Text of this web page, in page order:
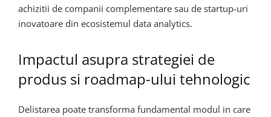
achizitii de companii complementare sau de startup-uri
inovatoare din ecosistemul data analytics.
Impactul asupra strategiei de
produs si roadmap-ului tehnologic
Delistarea poate transforma fundamental modul in care